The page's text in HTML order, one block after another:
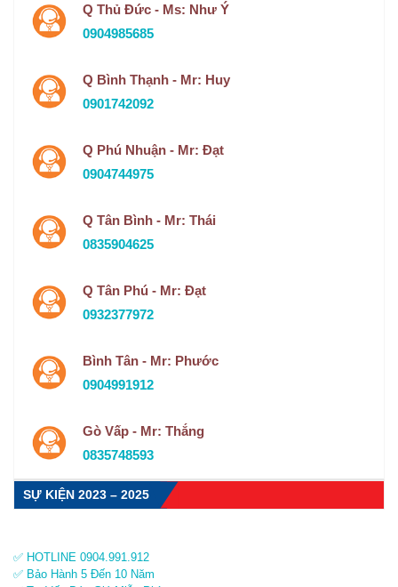
Q Thủ Đức - Ms: Như Ý
0904985685
Q Bình Thạnh - Mr: Huy
0901742092
Q Phú Nhuận - Mr: Đạt
0904744975
Q Tân Bình - Mr: Thái
0835904625
Q Tân Phú - Mr: Đạt
0932377972
Bình Tân - Mr: Phước
0904991912
Gò Vấp - Mr: Thắng
0835748593
SỰ KIỆN 2023 – 2025
✅ HOTLINE 0904.991.912
✅ Bảo Hành 5 Đến 10 Năm